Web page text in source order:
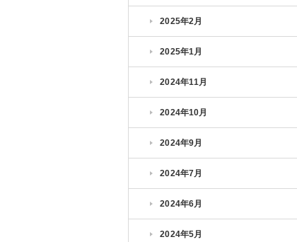
2025年2月
2025年1月
2024年11月
2024年10月
2024年9月
2024年7月
2024年6月
2024年5月